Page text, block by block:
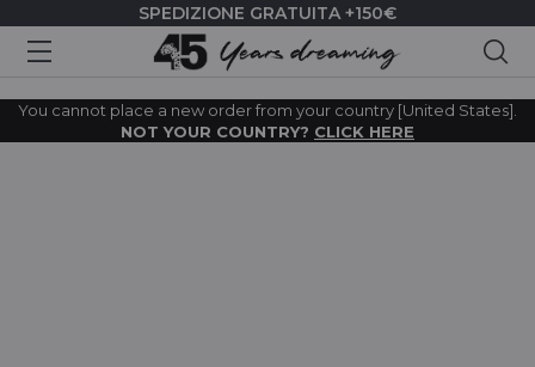
SPEDIZIONE GRATUITA +150€
You cannot place a new order from your country [United States].
NOT YOUR COUNTRY? CLICK HERE